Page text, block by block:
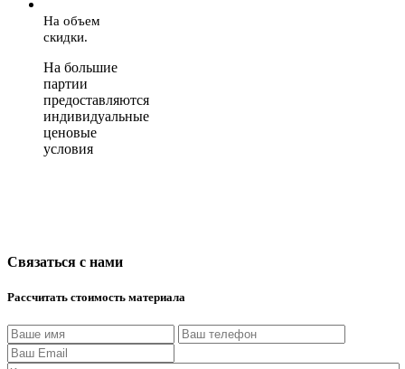
На объем
скидки.
На большие
партии
предоставляются
индивидуальные
ценовые
условия
Связаться с нами
Рассчитать стоимость материала